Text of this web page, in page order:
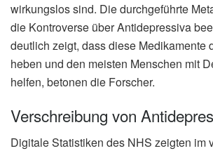
wirkungslos sind. Die durchgeführte
die Kontroverse über Antidepressiva
deutlich zeigt, dass diese Medikamente
heben und den meisten Menschen mit
helfen, betonen die Forscher.
Verschreibung von
Digitale Statistiken des NHS zeigten im